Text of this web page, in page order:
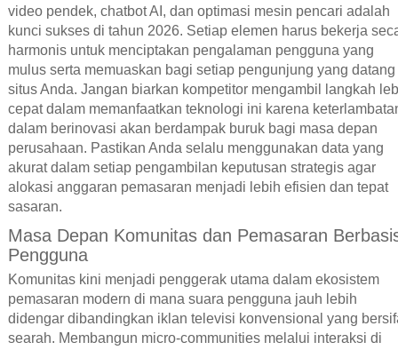
video pendek, chatbot AI, dan optimasi mesin pencari adalah
kunci sukses di tahun 2026. Setiap elemen harus bekerja
harmonis untuk menciptakan pengalaman pengguna yang
mulus serta memuaskan bagi setiap pengunjung yang datang
situs Anda. Jangan biarkan kompetitor mengambil langkah
cepat dalam memanfaatkan teknologi ini karena
dalam berinovasi akan berdampak buruk bagi masa depan
perusahaan. Pastikan Anda selalu menggunakan data yang
akurat dalam setiap pengambilan keputusan strategis agar
alokasi anggaran pemasaran menjadi lebih efisien dan tepat
sasaran.
Masa Depan Komunitas dan Pemasaran
Pengguna
Komunitas kini menjadi penggerak utama dalam ekosistem
pemasaran modern di mana suara pengguna jauh lebih
didengar dibandingkan iklan televisi konvensional yang
searah. Membangun micro-communities melalui interaksi di